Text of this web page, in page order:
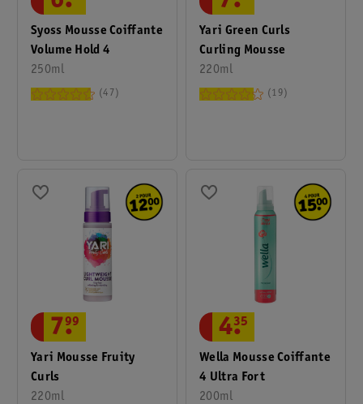
Syoss Mousse Coiffante
Volume Hold 4
250ml
47
Yari Green Curls
Curling Mousse
220ml
19
Yari Mousse Fruity
Curls
220ml
7.
99
Wella Mousse Coiffante
4 Ultra Fort
200ml
4.
35